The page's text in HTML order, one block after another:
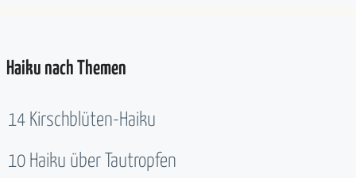
Haiku nach Themen
14 Kirschblüten-Haiku
10 Haiku über Tautropfen